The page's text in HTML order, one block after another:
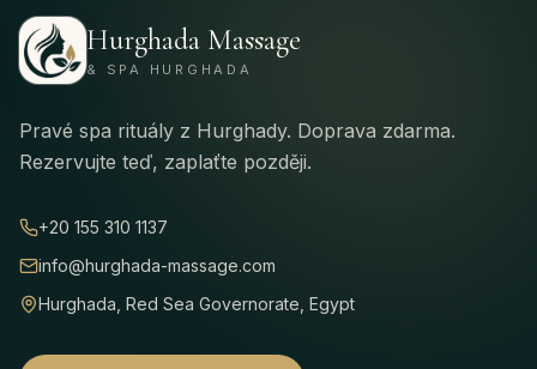
Hurghada Massage
& SPA HURGHADA
Pravé spa rituály z Hurghady. Doprava zdarma.
Rezervujte teď, zaplaťte později.
+20 155 310 1137
info@hurghada-massage.com
Hurghada, Red Sea Governorate, Egypt